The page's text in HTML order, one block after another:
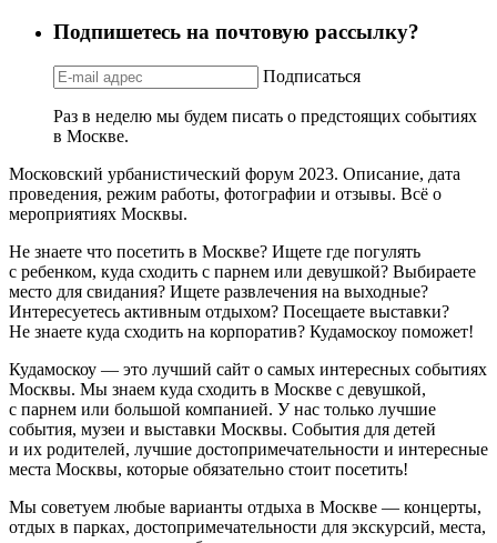
Подпишетесь на почтовую рассылку?
Подписаться
Раз в неделю мы будем писать о предстоящих событиях
в Москве.
Московский урбанистический форум 2023. Описание, дата
проведения, режим работы, фотографии и отзывы. Всё о
мероприятиях Москвы.
Не знаете что посетить в Москве? Ищете где погулять
с ребенком, куда сходить с парнем или девушкой? Выбираете
место для свидания? Ищете развлечения на выходные?
Интересуетесь активным отдыхом? Посещаете выставки?
Не знаете куда сходить на корпоратив? Кудамоскоу поможет!
Кудамоскоу — это лучший сайт о самых интересных событиях
Москвы. Мы знаем куда сходить в Москве с девушкой,
с парнем или большой компанией. У нас только лучшие
события, музеи и выставки Москвы. События для детей
и их родителей, лучшие достопримечательности и интересные
места Москвы, которые обязательно стоит посетить!
Мы советуем любые варианты отдыха в Москве — концерты,
отдых в парках, достопримечательности для экскурсий, места,